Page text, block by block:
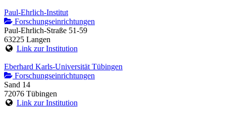
Paul-Ehrlich-Institut
Forschungseinrichtungen
Paul-Ehrlich-Straße 51-59
63225 Langen
Link zur Institution
Eberhard Karls-Universität Tübingen
Forschungseinrichtungen
Sand 14
72076 Tübingen
Link zur Institution